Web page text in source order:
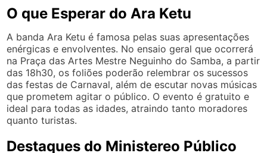
O que Esperar do Ara Ketu
A banda Ara Ketu é famosa pelas suas apresentações
enérgicas e envolventes. No ensaio geral que ocorrerá
na Praça das Artes Mestre Neguinho do Samba, a partir
das 18h30, os foliões poderão relembrar os sucessos
das festas de Carnaval, além de escutar novas músicas
que prometem agitar o público. O evento é gratuito e
ideal para todas as idades, atraindo tanto moradores
quanto turistas.
Destaques do Ministereo Público